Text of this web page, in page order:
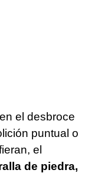
el desbroce
puntual o
el
de piedra,